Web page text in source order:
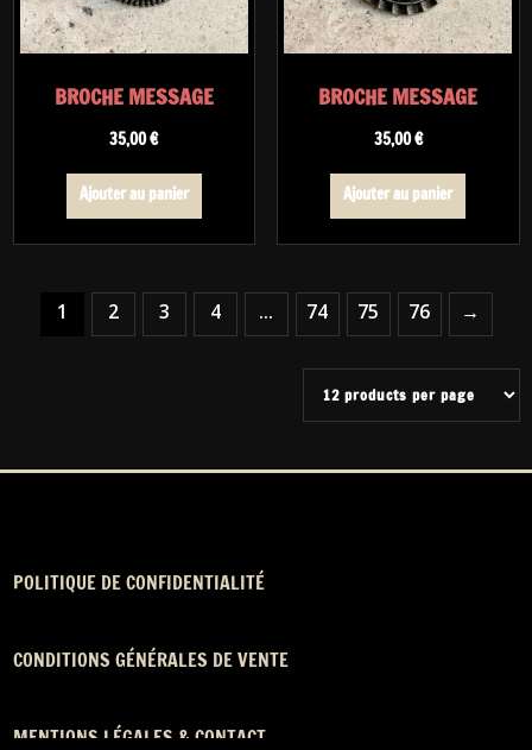
BROCHE MESSAGE
35,00€
Ajouter au panier
BROCHE MESSAGE
35,00€
Ajouter au panier
1 2 3 4 … 74 75 76 →
POLITIQUE DE CONFIDENTIALITÉ
CONDITIONS GÉNÉRALES DE VENTE
MENTIONS LÉGALES & CONTACT